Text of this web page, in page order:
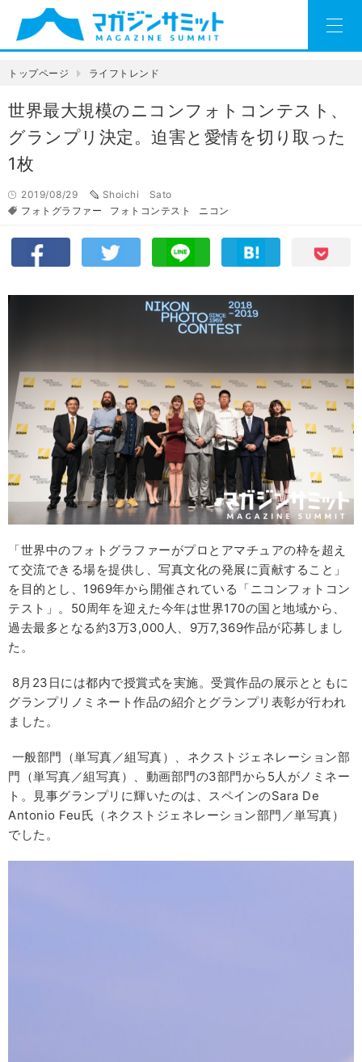
トップページ ライフトレンド
世界最大規模のニコンフォトコンテスト、
グランプリ決定。迫害と愛情を切り取った
1枚
2019/08/29
Shoichi Sato
フォトグラファー
フォトコンテスト ニコン
「世界中のフォトグラファーがプロとアマチュアの枠を超え
て交流できる場を提供し、写真文化の発展に貢献すること」
を目的とし、1969年から開催されている「ニコンフォトコン
テスト」。50周年を迎えた今年は世界170の国と地域から、
過去最多となる約3万3,000人、9万7,369作品が応募しまし
た。
8月23日には都内で授賞式を実施。受賞作品の展示とともに
グランプリノミネート作品の紹介とグランプリ表彰が行われ
ました。
一般部門（単写真／組写真）、ネクストジェネレーション部
門（単写真／組写真）、動画部門の3部門から5人がノミネー
ト。見事グランプリに輝いたのは、スペインのSara De
Antonio Feu氏（ネクストジェネレーション部門／単写真）
でした。